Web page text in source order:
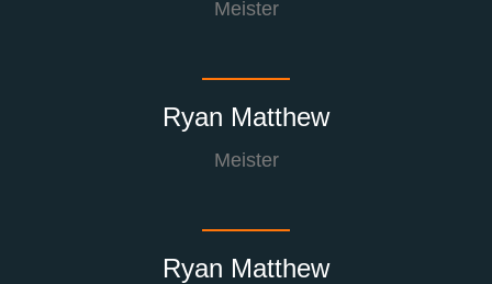
Meister
Ryan Matthew
Meister
Ryan Matthew